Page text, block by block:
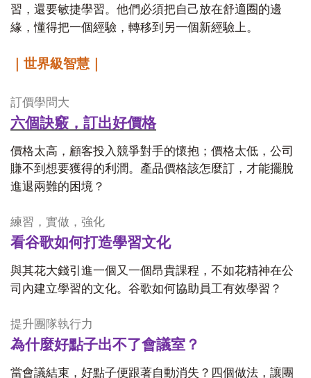
習，還要敏捷學習。他們必須把自己放在舒適圈的邊
緣，懂得把一個經驗，轉移到另一個新經驗上。
｜世界級智慧｜
訂價學問大
六個訣竅，訂出好價格
價格太高，顧客投入競爭對手的懷抱；價格太低，公司
賺不到想要獲得的利潤。產品價格該怎麼訂，才能擺脫
進退兩難的困境？
練習，實做，強化
看谷歌如何打造學習文化
與其花大錢引進一個又一個昂貴課程，不如花精神在公
司內建立學習的文化。谷歌如何協助員工有效學習？
提升團隊執行力
為什麼好點子出不了會議室？
當會議結束，好點子便跟著自動消失？四個做法，讓團